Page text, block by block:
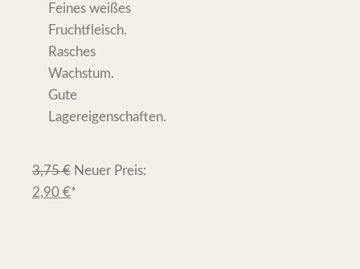
Feines weißes
Fruchtfleisch.
Rasches
Wachstum.
Gute
Lagereigenschaften.
3,75€ Neuer Preis:
2,90 €*